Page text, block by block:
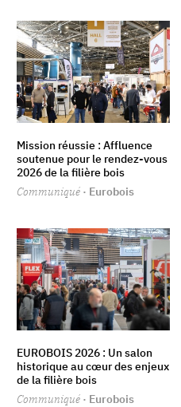
Mission réussie : Affluence
soutenue pour le rendez-vous
2026 de la filière bois
Communiqué · Eurobois
EUROBOIS 2026 : Un salon
historique au cœur des enjeux
de la filière bois
Communiqué · Eurobois